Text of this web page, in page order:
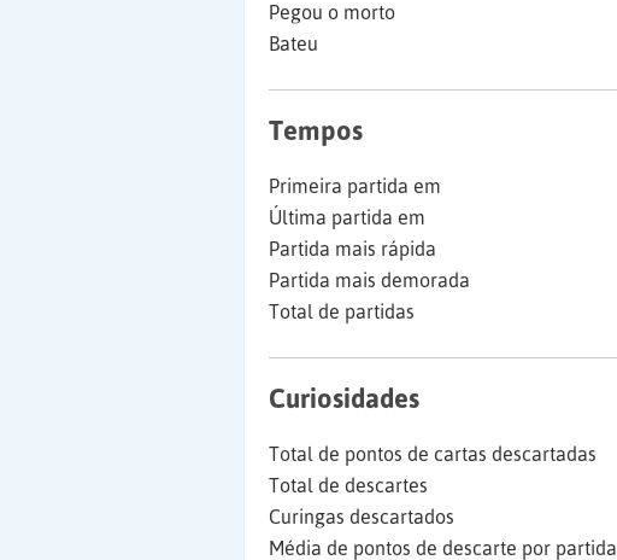
Pegou o morto
Bateu
Tempos
Primeira partida em
Última partida em
Partida mais rápida
Partida mais demorada
Total de partidas
Curiosidades
Total de pontos de cartas descartadas
Total de descartes
Curingas descartados
Média de pontos de descarte por partida